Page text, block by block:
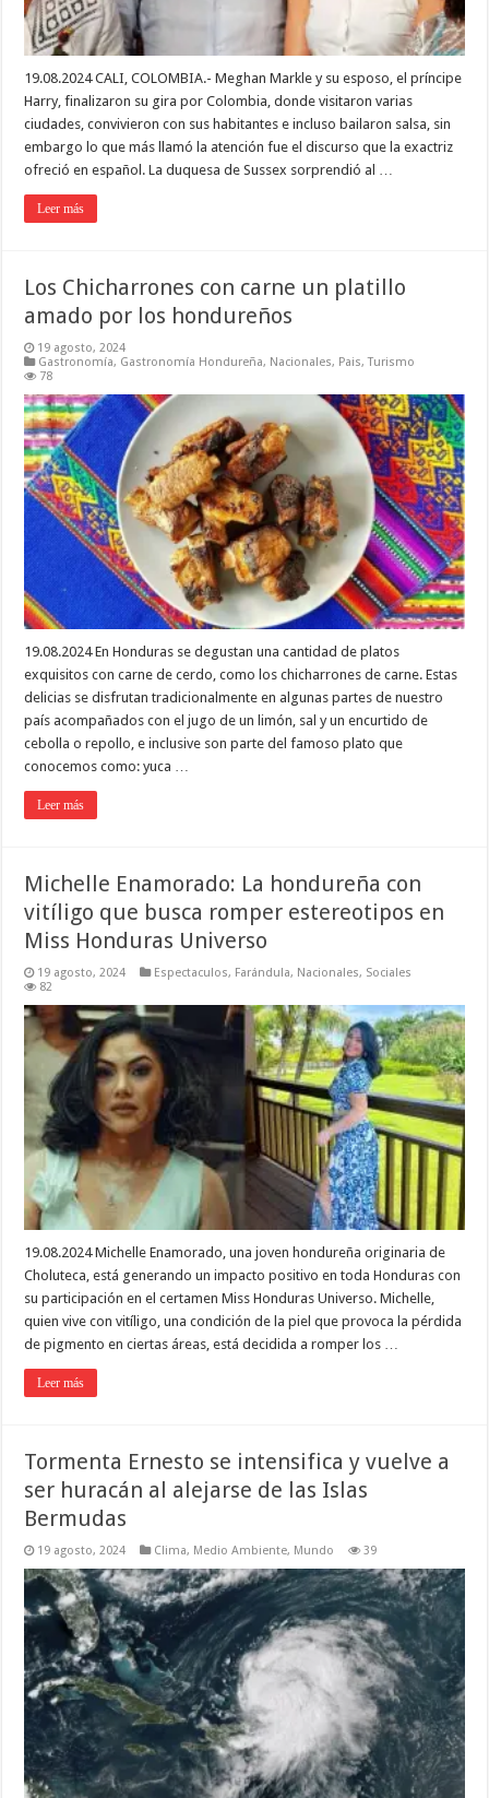
19.08.2024 CALI, COLOMBIA.- Meghan Markle y su esposo, el príncipe
Harry, finalizaron su gira por Colombia, donde visitaron varias
ciudades, convivieron con sus habitantes e incluso bailaron salsa, sin
embargo lo que más llamó la atención fue el discurso que la exactriz
ofreció en español. La duquesa de Sussex sorprendió al …
Leer más
Los Chicharrones con carne un platillo
amado por los hondureños
19 agosto, 2024
Gastronomía, Gastronomía Hondureña, Nacionales, Pais,Turismo
78
19.08.2024 En Honduras se degustan una cantidad de platos
exquisitos con carne de cerdo, como los chicharrones de carne. Estas
delicias se disfrutan tradicionalmente en algunas partes de nuestro
país acompañados con el jugo de un limón, sal y un encurtido de
cebolla o repollo, e inclusive son parte del famoso plato que
conocemos como: yuca …
Leer más
Michelle Enamorado: La hondureña con
vitíligo que busca romper estereotipos en
Miss Honduras Universo
19 agosto, 2024 Espectaculos, Farándula, Nacionales, Sociales
82
19.08.2024 Michelle Enamorado, una joven hondureña originaria de
Choluteca, está generando un impacto positivo en toda Honduras con
su participación en el certamen Miss Honduras Universo. Michelle,
quien vive con vitíligo, una condición de la piel que provoca la pérdida
de pigmento en ciertas áreas, está decidida a romper los …
Leer más
Tormenta Ernesto se intensifica y vuelve a
ser huracán al alejarse de las Islas
Bermudas
19 agosto, 2024 Clima, Medio Ambiente, Mundo 39